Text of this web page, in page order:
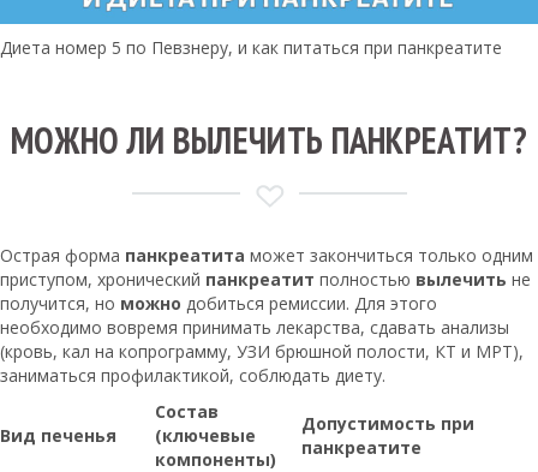
Диета номер 5 по Певзнеру, и как питаться при панкреатите
МОЖНО ЛИ ВЫЛЕЧИТЬ ПАНКРЕАТИТ?
Острая форма панкреатита может закончиться только одним
приступом, хронический панкреатит полностью вылечить не
получится, но можно добиться ремиссии. Для этого
необходимо вовремя принимать лекарства, сдавать анализы
(кровь, кал на копрограмму, УЗИ брюшной полости, КТ и МРТ),
заниматься профилактикой, соблюдать диету.
Вид печенья
Состав
(ключевые
компоненты)
Допустимость при
панкреатите